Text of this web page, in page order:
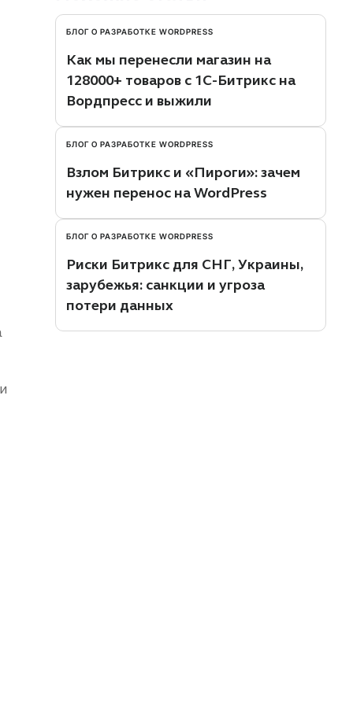
БЛОГ О РАЗРАБОТКЕ WORDPRESS
Как мы перенесли магазин на
128000+ товаров с 1С-Битрикс на
Вордпресс и выжили
БЛОГ О РАЗРАБОТКЕ WORDPRESS
Взлом Битрикс и «Пироги»: зачем
нужен перенос на WordPress
БЛОГ О РАЗРАБОТКЕ WORDPRESS
Риски Битрикс для СНГ, Украины,
зарубежья: санкции и угроза
потери данных